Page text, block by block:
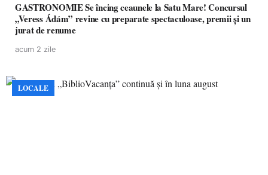
GASTRONOMIE Se încing ceaunele la Satu Mare! Concursul
„Veress Ádám” revine cu preparate spectaculoase, premii și un
jurat de renume
acum 2 zile
LOCALE